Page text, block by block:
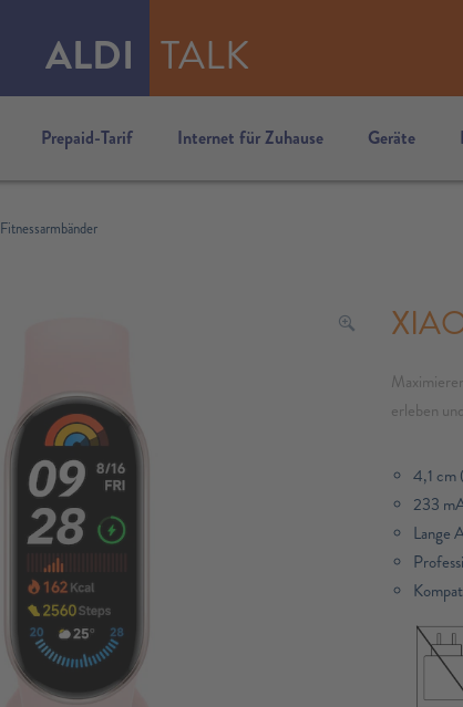
ALDI TALK
Prepaid-Tarif Internet für Zuhause Geräte
Fitnessarmbänder
erleben
4,1 cm
233
Lange